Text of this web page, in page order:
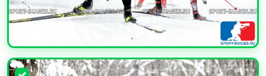
УВЕЛИЧИТЬ